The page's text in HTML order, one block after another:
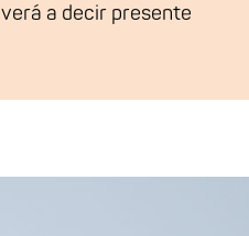
a decir presente